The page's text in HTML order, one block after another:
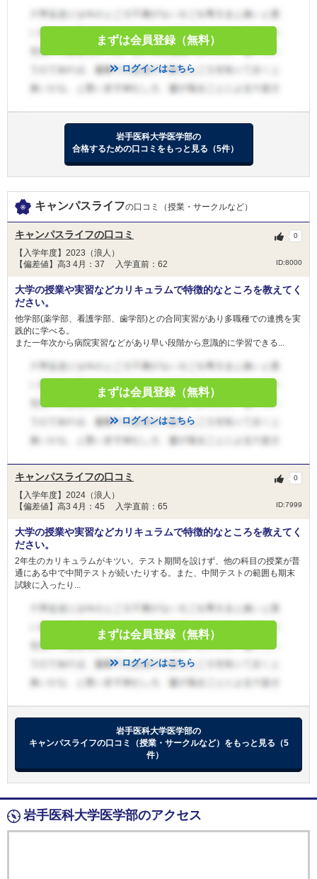
免除
医師免許取得後、岩手県内の臨床研修病院におけ
る２年間の臨床研修及び医療局長が指定する県立
病院等での勤務（義務履行）が、通算して貸付期
間の1.5倍に相当する期間に達することにより、
返還が免除されます。
備考
市町村医師養成修学資金貸付制度 貸与
金額 200,000円(月額)
人数 15人
目的 -
将来、県立及び市町村立等の医療機関の医師とし
は問いません）
免除
返還免除
含め、義務履行期間を通算して修学資金の貸付け
事することにより、償還が免除されます。
備考
月額20万円、入学一時金760万円（私立大学入学
者のみ）
まずは会員登録（無料）
ログインはこちら
岩手医科大学医学部の
合格するための口コミをもっと見る（5件）
キャンパスライフの口コミ（授業・サークルなど）
キャンパスライフの口コミ
【入学年度】2023（浪人）
【偏差値】高3 4月：37 入学直前：62
ID:8000
0
大学の授業や実習などカリキュラムで特徴的なところを教えてく
ださい。
他学部(薬学部、看護学部、歯学部)との合同実習があり多職種での連携を実
践的に学べる。
また一年次から病院実習などがあり早い段階から意識的に学習できる...
まずは会員登録（無料）
ログインはこちら
キャンパスライフの口コミ
【入学年度】2024（浪人）
【偏差値】高3 4月：45 入学直前：65
ID:7999
0
大学の授業や実習などカリキュラムで特徴的なところを教えてく
ださい。
2年生のカリキュラムがキツい。テスト期間を設けず、他の科目の授業が普
通にある中で中間テストが続いたりする。また、中間テストの範囲も期末
試験に入ったり...
まずは会員登録（無料）
ログインはこちら
岩手医科大学医学部の
キャンパスライフの口コミ（授業・サークルなど）をもっと見る（5
件）
岩手医科大学医学部のアクセス